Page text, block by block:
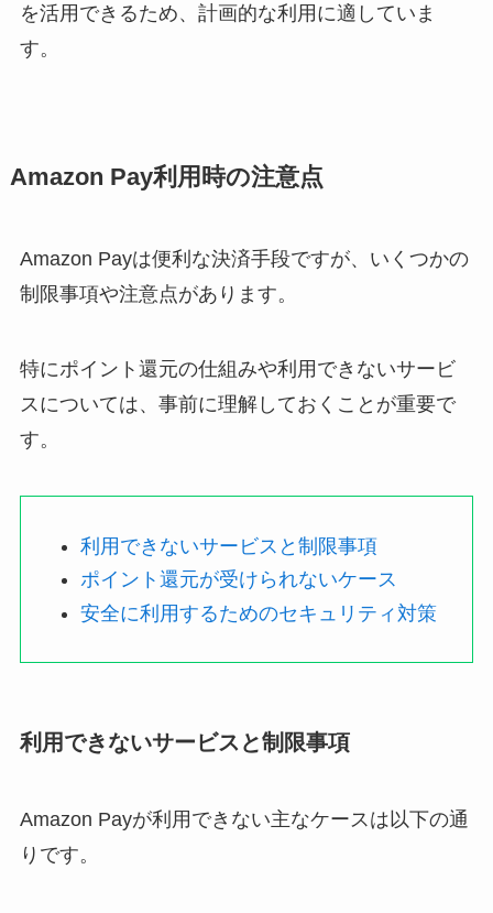
を活用できるため、計画的な利用に適していま
す。
Amazon Pay利用時の注意点
Amazon Payは便利な決済手段ですが、いくつかの
制限事項や注意点があります。
特にポイント還元の仕組みや利用できないサービ
スについては、事前に理解しておくことが重要で
す。
利用できないサービスと制限事項
ポイント還元が受けられないケース
安全に利用するためのセキュリティ対策
利用できないサービスと制限事項
Amazon Payが利用できない主なケースは以下の通
りです。